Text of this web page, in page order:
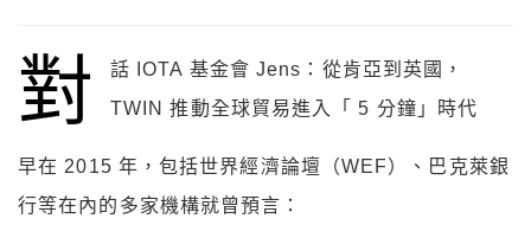
對
話 IOTA 基金會 Jens：從肯亞到英國，
TWIN 推動全球貿易進入「 5 分鐘」時代
早在 2015 年，包括世界經濟論壇（WEF）、巴克萊銀
行等在內的多家機構就曾預言：